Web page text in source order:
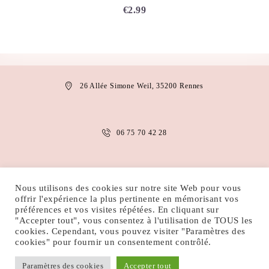
€2.99
26 Allée Simone Weil, 35200 Rennes
06 75 70 42 28
MENTIONS LÉGALES CONDITIONS D’UTILISATION
POLITIQUE DE COOKIES POLITIQUE DE CONFIDENTIALITÉ
Nous utilisons des cookies sur notre site Web pour vous
offrir l'expérience la plus pertinente en mémorisant vos
préférences et vos visites répétées. En cliquant sur
"Accepter tout", vous consentez à l'utilisation de TOUS les
cookies. Cependant, vous pouvez visiter "Paramètres des
cookies" pour fournir un consentement contrôlé.
Paramètres des cookies Accepter tout